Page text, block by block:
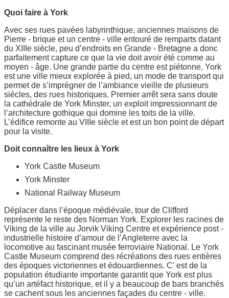
Quoi faire à York
Avec ses rues pavées labyrinthique, anciennes maisons de
Pierre - brique et un centre - ville entouré de remparts datant
du XIIIe siècle, peu d’endroits en Grande - Bretagne a donc
parfaitement capture ce que la vie doit avoir été comme au
moyen - âge. Une grande partie du centre est piétonne, York
est une ville mieux explorée à pied, un mode de transport qui
permet de s’imprégner de l’ambiance vieille de plusieurs
siècles, des rues historiques. Premier arrêt sera sans doute
la cathédrale de York Minster, un exploit impressionnant de
l’architecture gothique qui domine les toits de la ville.
L’édifice remonte au VIIIe siècle et est un bon point de départ
pour la visite.
Doit connaître les lieux à York
York Castle Museum
York Minster
National Railway Museum
Déplacer dans l’époque médiévale, tour de Clifford
représente le reste des Norman York. Explorer les racines de
Viking de la ville au Jorvik Viking Centre et expérience post -
industrielle histoire d’amour de l’Angleterre avec la
locomotive au fascinant musée ferroviaire National. Le York
Castle Museum comprend des récréations des rues entières
des époques victoriennes et édouardiennes. C' est de la
population étudiante importante garantit que York est plus
qu’un artéfact historique, et il y a beaucoup de bars branchés
se cachent sous les anciennes façades du centre - ville.